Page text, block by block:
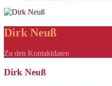
Dirk Neuß
Zu den Kontaktdaten
Dirk Neuß